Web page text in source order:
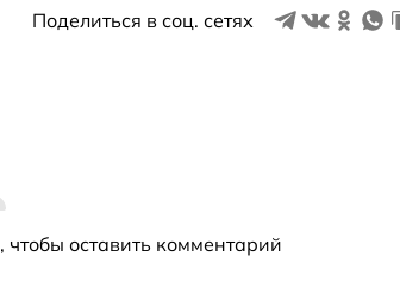
Поделиться в соц. сетях
, чтобы оставить комментарий